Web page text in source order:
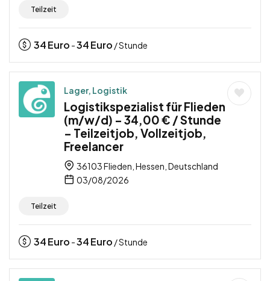
Teilzeit
34Euro -34Euro / Stunde
Lager, Logistik
Logistikspezialist für Flieden
(m/w/d) – 34,00 € / Stunde
– Teilzeitjob, Vollzeitjob,
Freelancer
36103 Flieden, Hessen, Deutschland
03/08/2026
Teilzeit
34Euro -34Euro / Stunde